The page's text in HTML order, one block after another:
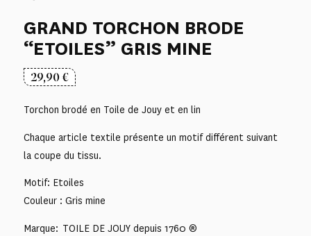
GRAND TORCHON BRODE
“ETOILES” GRIS MINE
29,90€
Torchon brodé en Toile de Jouy et en lin
Chaque article textile présente un motif différent suivant
la coupe du tissu.
Motif: Etoiles
Couleur : Gris mine
Marque: TOILE DE JOUY depuis 1760 ®